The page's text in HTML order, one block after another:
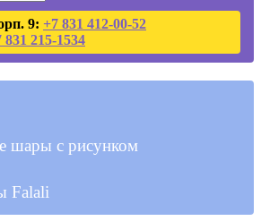
9: +7 831 412-00-52
831 215-1534
шары с рисунком
Falali